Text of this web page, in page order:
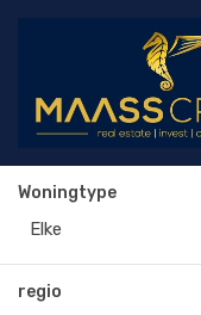
Woningtype
Elke
regio